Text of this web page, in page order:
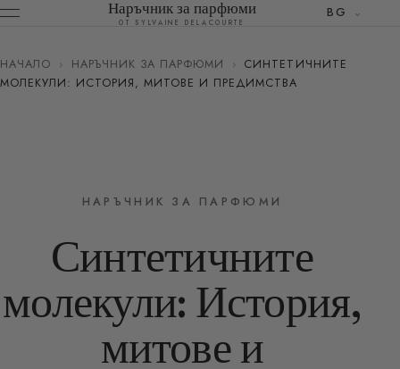
Наръчник за парфюми
ОТ SYLVAINE DELACOURTE
BG
НАЧАЛО › НАРЪЧНИК ЗА ПАРФЮМИ › СИНТЕТИЧНИТЕ
МОЛЕКУЛИ: ИСТОРИЯ, МИТОВЕ И ПРЕДИМСТВА
НАРЪЧНИК ЗА ПАРФЮМИ
Синтетичните
молекули: История,
митове и